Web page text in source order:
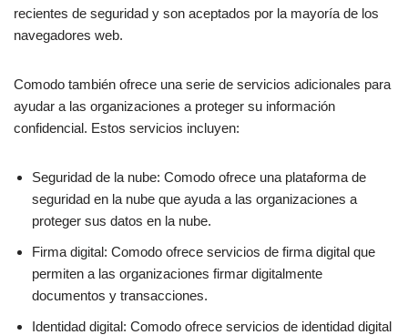
recientes de seguridad y son aceptados por la mayoría de los
navegadores web.
Comodo también ofrece una serie de servicios adicionales para
ayudar a las organizaciones a proteger su información
confidencial. Estos servicios incluyen:
Seguridad de la nube: Comodo ofrece una plataforma de
seguridad en la nube que ayuda a las organizaciones a
proteger sus datos en la nube.
Firma digital: Comodo ofrece servicios de firma digital que
permiten a las organizaciones firmar digitalmente
documentos y transacciones.
Identidad digital: Comodo ofrece servicios de identidad digital